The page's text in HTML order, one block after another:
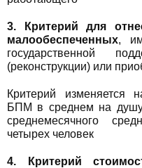
3. Критерий для
малообеспеченных,
государственной
(реконструкции) или
Критерий изменяется
БПМ в среднем на душу
среднемесячного
четырех человек
4. Критерий